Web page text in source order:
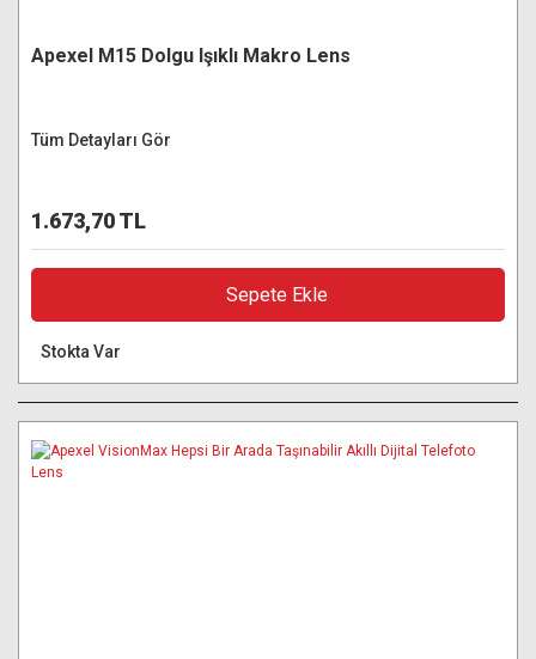
Apexel M15 Dolgu Işıklı Makro Lens
Tüm Detayları Gör
1.673,70 TL
Sepete Ekle
Stokta Var